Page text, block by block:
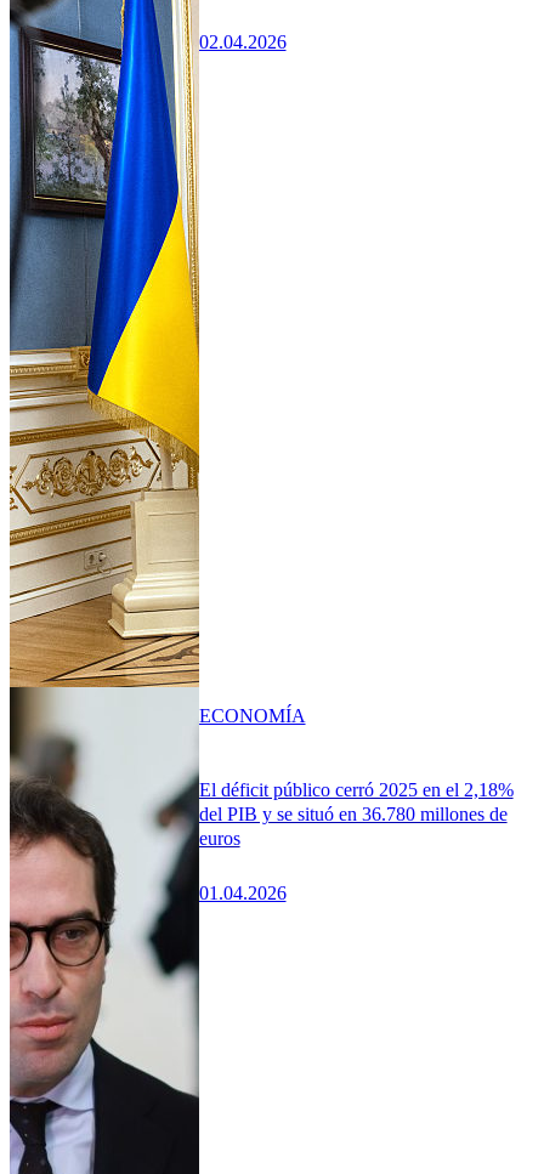
02.04.2026
El déficit público cerró 2025 en el 2,18%
del PIB y se situó en 36.780 millones de
euros
01.04.2026
ECONOMÍA